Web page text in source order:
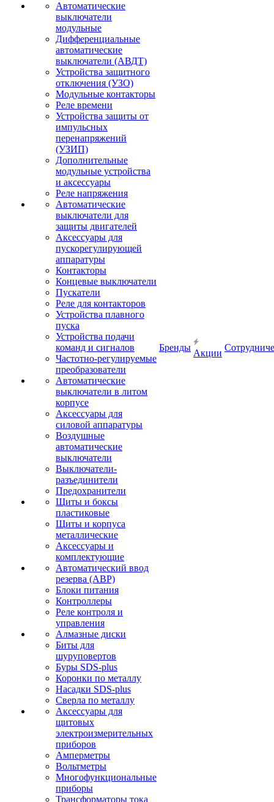
Автоматические
выключатели
модульные
Дифференциальные
автоматические
выключатели (АВДТ)
Устройства защитного
отключения (УЗО)
Модульные контакторы
Реле времени
Устройства защиты от
импульсных
перенапряжений
(УЗИП)
Дополнительные
модульные устройства
и аксессуары
Реле напряжения
Автоматические
выключатели для
защиты двигателей
Аксессуары для
пускорегулирующей
аппаратуры
Контакторы
Концевые выключатели
Пускатели
Реле для контакторов
Устройства плавного
пуска
Устройства подачи
команд и сигналов
Частотно-регулируемые
преобразователи
Автоматические
выключатели в литом
корпусе
Аксессуары для
силовой аппаратуры
Воздушные
автоматические
выключатели
Выключатели-
разъединители
Предохранители
Щиты и боксы
пластиковые
Щиты и корпуса
металлические
Аксессуары и
комплектующие
Автоматический ввод
резерва (АВР)
Блоки питания
Контроллеры
Реле контроля и
управления
Алмазные диски
Биты для
шуруповертов
Буры SDS-plus
Коронки по металлу
Насадки SDS-plus
Сверла по металлу
Аксессуары для
щитовых
электроизмерительных
приборов
Амперметры
Вольтметры
Многофункциональные
приборы
Трансформаторы тока
Бренды
Акции